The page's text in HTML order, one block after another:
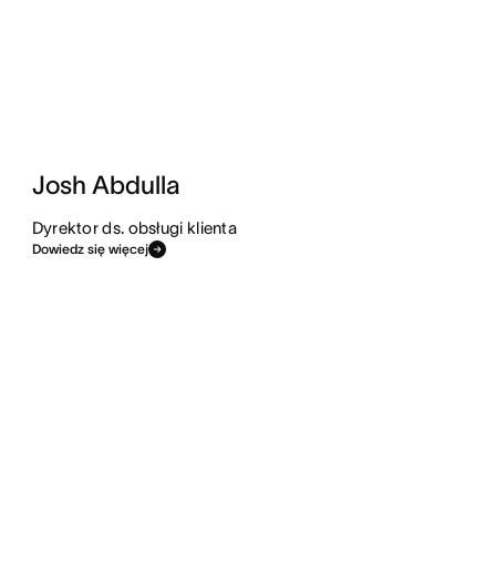
Josh Abdulla
Dyrektor ds. obsługi klienta
Dowiedz się więcej